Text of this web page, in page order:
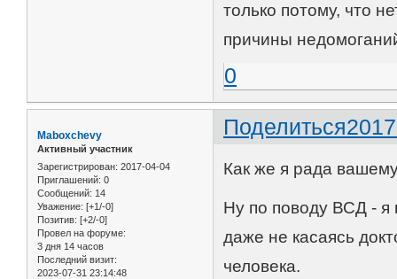
только потому, что
причины
0
Поделиться
Maboxchevy
Активный участник
Зарегистрирован: 2017-04-04
Приглашений: 0
Сообщений: 14
Уважение: [+1/-0]
Позитив: [+2/-0]
Провел на форуме:
3 дня 14 часов
Последний визит:
2023-07-31 23:14:48
Как же я рада
Ну по поводу ВСД -
даже не касаясь
человека.